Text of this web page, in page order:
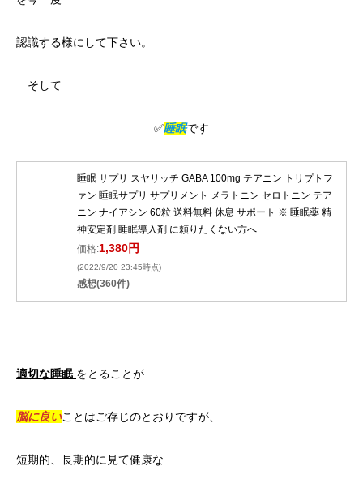
認識する様にして下さい。
そして
✅睡眠です
睡眠 サプリ スヤリッチ GABA 100mg テアニン トリプトフ
ァン 睡眠サプリ サプリメント メラトニン セロトニン テア
ニン ナイアシン 60粒 送料無料 休息 サポート ※ 睡眠薬 精
神安定剤 睡眠導入剤 に頼りたくない方へ
価格:1,380円
(2022/9/20 23:45時点)
感想(360件)
適切な睡眠 をとることが
脳に良いことはご存じのとおりですが、
短期的、長期的に見て健康な